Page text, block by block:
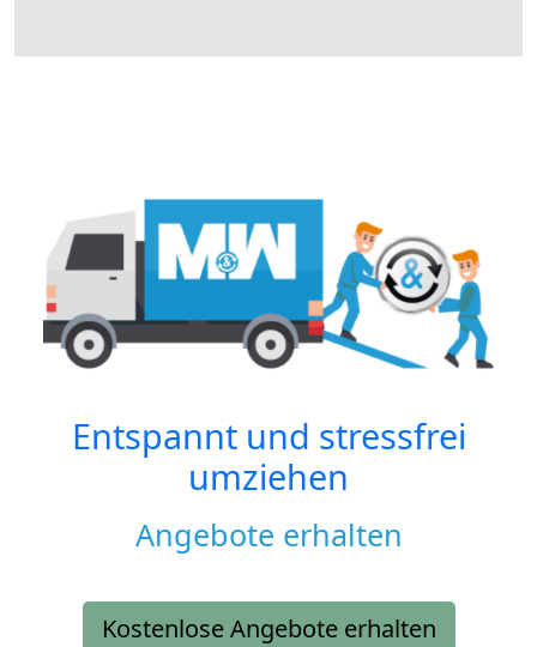
Entspannt und stressfrei
umziehen
Angebote erhalten
Kostenlose Angebote erhalten